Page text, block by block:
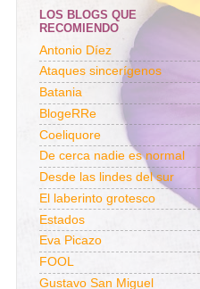
LOS BLOGS QUE
RECOMIENDO
Antonio Díez
Ataques sincerígenos
Batania
BlogeRRe
Coeliquore
De cerca nadie es normal
Desde las lindes del sur
El laberinto grotesco
Estados
Eva Picazo
FOOL
Gustavo San Miguel